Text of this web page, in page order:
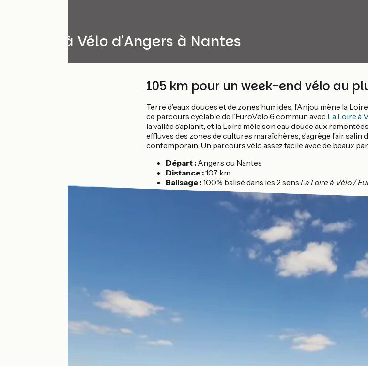
La Loire à Vélo d'Angers à Nantes
105 km pour un week-end vélo au
Terre d’eaux douces et de zones humides, l’Anjou mène la
ce parcours cyclable de l’EuroVelo 6 commun avec La Loire à
la vallée s’aplanit, et la Loire mêle son eau douce aux
effluves des zones de cultures maraîchères, s’agrège l’air salin
contemporain. Un parcours vélo assez facile avec de beaux
Départ : Angers ou Nantes
Distance :107 km
Balisage :100% balisé dans les 2 sens La Loire à Vélo /